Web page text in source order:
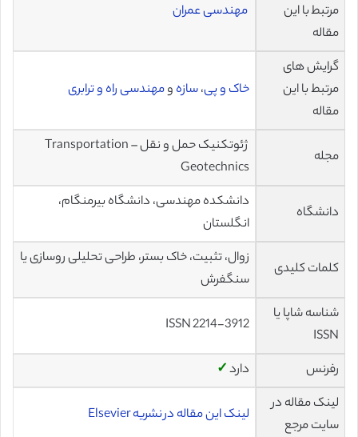
مرتبط با این
مقاله
مهندسی عمران
گرایش های
مرتبط با این
مقاله
خاک و پی،سازه ومهندسی راه و ترابری
مجله
ژئوتکنیک حمل و نقل – Transportation
Geotechnics
دانشگاه
دانشکده مهندسی، دانشگاه بیرمنگام،
انگلستان
کلمات کلیدی
زوال، تثبیت، خاک بستر، طراحی تحلیلی روسازی یا
سنگفرش
شناسه شاپا یا
ISSN
ISSN 2214-3912
رفرنس دارد✓
لینک مقاله در
سایت مرجع
لینک این مقاله در نشریه Elsevier